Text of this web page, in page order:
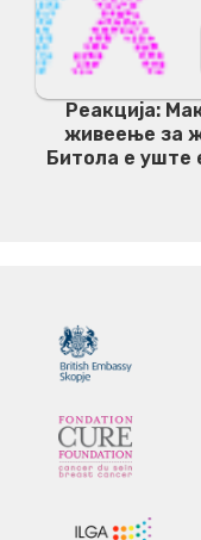
Реакција:
живеење за
Битола е уште